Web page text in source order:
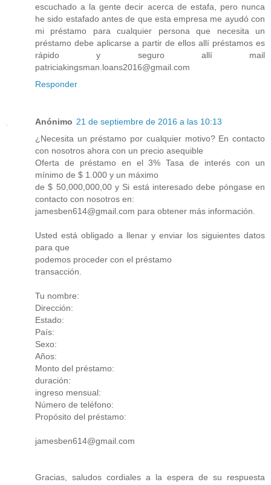
escuchado a la gente decir acerca de estafa, pero nunca
he sido estafado antes de que esta empresa me ayudó con
mi préstamo para cualquier persona que necesita un
préstamo debe aplicarse a partir de ellos allí préstamos es
rápido y seguro allí mail
patriciakingsman.loans2016@gmail.com
Responder
Anónimo 21 de septiembre de 2016 a las 10:13
¿Necesita un préstamo por cualquier motivo? En contacto
con nosotros ahora con un precio asequible
Oferta de préstamo en el 3% Tasa de interés con un
mínimo de $ 1.000 y un máximo
de $ 50,000,000,00 y Si está interesado debe póngase en
contacto con nosotros en:
jamesben614@gmail.com para obtener más información.
Usted está obligado a llenar y enviar los siguientes datos
para que
podemos proceder con el préstamo
transacción.
Tu nombre:
Dirección:
Estado:
País:
Sexo:
Años:
Monto del préstamo:
duración:
ingreso mensual:
Número de teléfono:
Propósito del préstamo:
jamesben614@gmail.com
Gracias, saludos cordiales a la espera de su respuesta